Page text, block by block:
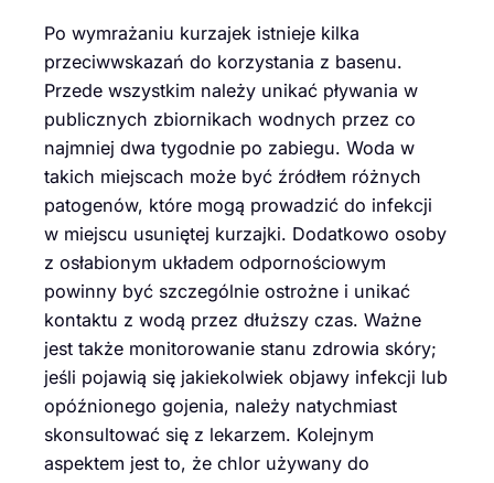
Po wymrażaniu kurzajek istnieje kilka
przeciwwskazań do korzystania z basenu.
Przede wszystkim należy unikać pływania w
publicznych zbiornikach wodnych przez co
najmniej dwa tygodnie po zabiegu. Woda w
takich miejscach może być źródłem różnych
patogenów, które mogą prowadzić do infekcji
w miejscu usuniętej kurzajki. Dodatkowo osoby
z osłabionym układem odpornościowym
powinny być szczególnie ostrożne i unikać
kontaktu z wodą przez dłuższy czas. Ważne
jest także monitorowanie stanu zdrowia skóry;
jeśli pojawią się jakiekolwiek objawy infekcji lub
opóźnionego gojenia, należy natychmiast
skonsultować się z lekarzem. Kolejnym
aspektem jest to, że chlor używany do